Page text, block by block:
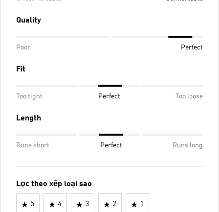
Quality
Poor Perfect
Fit
Too tight Perfect Too loose
Length
Runs short Perfect Runs long
Lọc theo xếp loại sao
5 4 3 2 1